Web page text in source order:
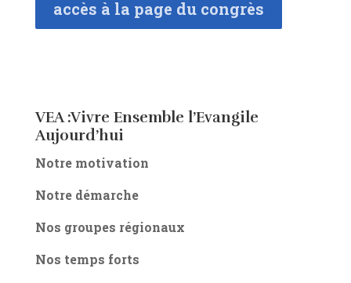
accès à la page du congrès
VEA :Vivre Ensemble l’Evangile
Aujourd’hui
Notre motivation
Notre démarche
Nos groupes régionaux
Nos temps forts